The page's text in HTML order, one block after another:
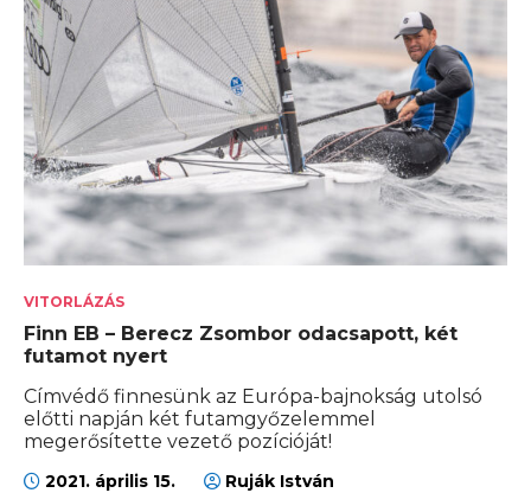
VITORLÁZÁS
Finn EB – Berecz Zsombor odacsapott, két
futamot nyert
Címvédő finnesünk az Európa-bajnokság utolsó
előtti napján két futamgyőzelemmel
megerősítette vezető pozícióját!
2021. április 15. Ruják István